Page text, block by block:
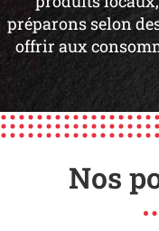
préparons selon
offrir aux
Nos